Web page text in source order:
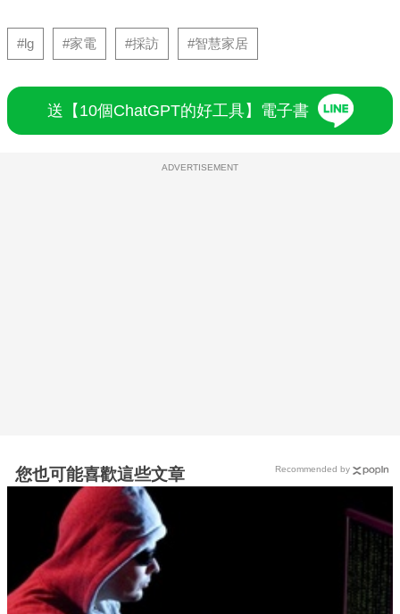
#lg #家電 #採訪 #智慧家居
送【10個ChatGPT的好工具】電子書
ADVERTISEMENT
您也可能喜歡這些文章 Recommended by